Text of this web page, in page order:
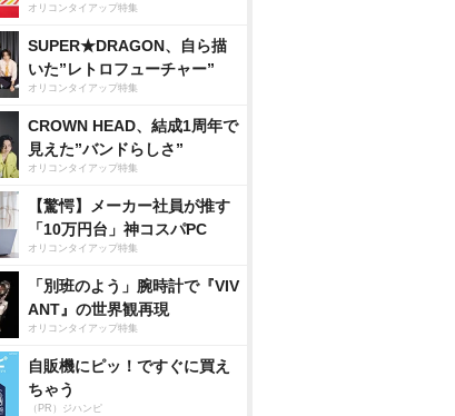
オリコンタイアップ特集
SUPER★DRAGON、自ら描
いた”レトロフューチャー”
オリコンタイアップ特集
CROWN HEAD、結成1周年で
見えた”バンドらしさ”
オリコンタイアップ特集
【驚愕】メーカー社員が推す
「10万円台」神コスパPC
オリコンタイアップ特集
「別班のよう」腕時計で『VIV
ANT』の世界観再現
オリコンタイアップ特集
自販機にピッ！ですぐに買え
ちゃう
（PR）ジハンピ